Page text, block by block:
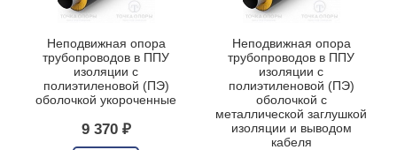
Неподвижная опора
трубопроводов в ППУ
изоляции с
полиэтиленовой (ПЭ)
оболочкой укороченные
9 370 ₽
Неподвижная опора
трубопроводов в ППУ
изоляции с
полиэтиленовой (ПЭ)
оболочкой с
металлической заглушкой
изоляции и выводом
кабеля